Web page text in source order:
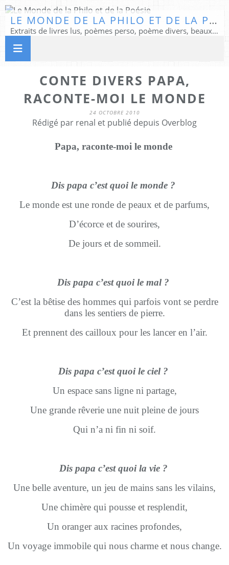
LE MONDE DE LA PHILO ET DE LA POÉSIE
Extraits de livres lus, poèmes perso, poème divers, beaux textes...
CONTE DIVERS PAPA,
RACONTE-MOI LE MONDE
24 OCTOBRE 2010
Rédigé par renal et publié depuis Overblog
Papa, raconte-moi le monde
Dis papa c’est quoi le monde ?
Le monde est une ronde de peaux et de parfums,
D’écorce et de sourires,
De jours et de sommeil.
Dis papa c’est quoi le mal ?
C’est la bêtise des hommes qui parfois vont se perdre
dans les sentiers de pierre.
Et prennent des cailloux pour les lancer en l’air.
Dis papa c’est quoi le ciel ?
Un espace sans ligne ni partage,
Une grande rêverie une nuit pleine de jours
Qui n’a ni fin ni soif.
Dis papa c’est quoi la vie ?
Une belle aventure, un jeu de mains sans les vilains,
Une chimère qui pousse et resplendit,
Un oranger aux racines profondes,
Un voyage immobile qui nous charme et nous change.